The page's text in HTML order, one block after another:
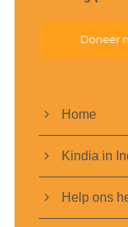
Doneer
Home
Kindia in
Help ons